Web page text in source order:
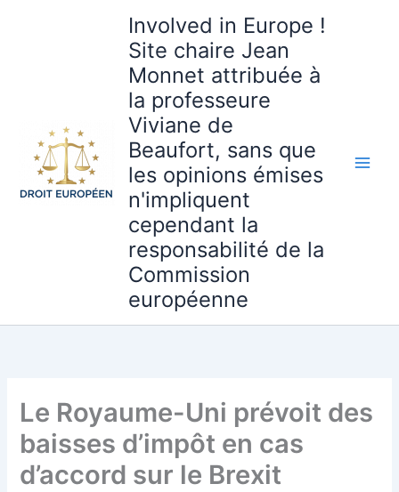
Involved in Europe !
Site chaire Jean
Monnet attribuée à
la professeure
Viviane de
Beaufort, sans que
les opinions émises
n'impliquent
cependant la
responsabilité de la
Commission
européenne
Le Royaume-Uni prévoit des
baisses d’impôt en cas
d’accord sur le Brexit